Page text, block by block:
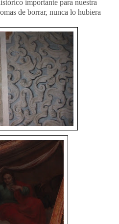
importante para nuestra
de borrar, nunca lo hubiera